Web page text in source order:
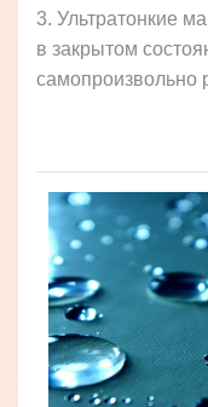
3. Ультратонкие
в закрытом
самопроизвольно